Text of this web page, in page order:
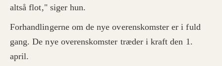
erhvervsportører
altså flot," siger hun.
Forhandlingerne om de nye overenskomster er i fuld
gang. De nye overenskomster træder i kraft den 1.
april.